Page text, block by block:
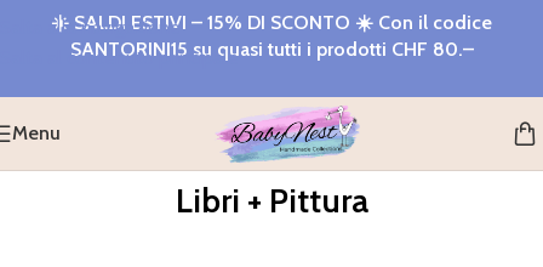
Salta alla navigazione
Salta al contenuto principale
☀️ SALDI ESTIVI – 15% DI SCONTO ☀️ Con il codice
SANTORINI15 su quasi tutti i prodotti CHF 80.–
Menu
Libri + Pittura